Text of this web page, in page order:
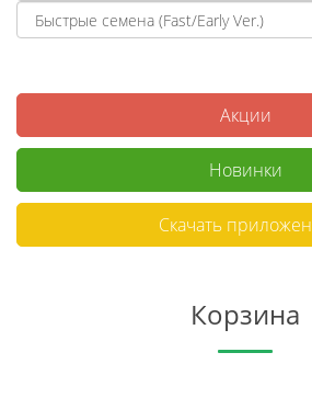
Акции
Новинки
Скачать
Корзина